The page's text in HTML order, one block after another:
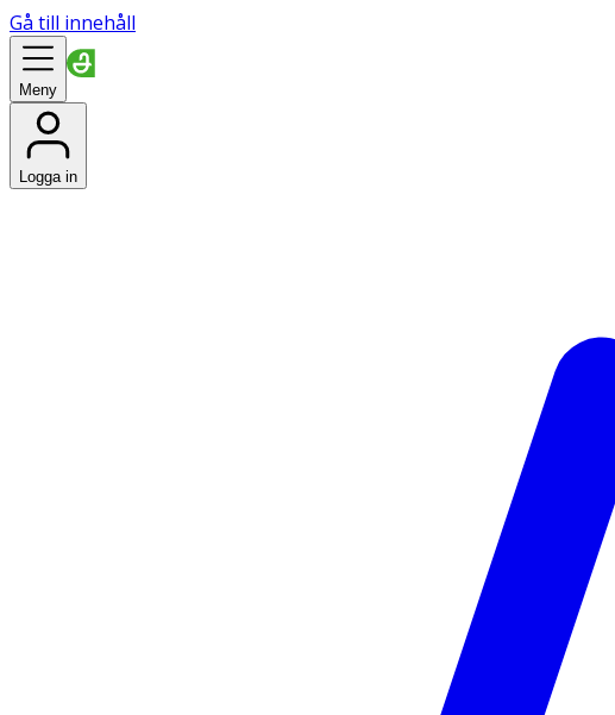
Gå till innehåll
Meny
Logga in